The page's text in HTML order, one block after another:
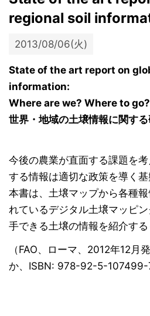
regional soil
2013/08/06(火)
State of the art report on
information:
Where are we? Where to go?
世界・地域の土壌情報に関す
今後の農業が直面する課題を
する情報は適切な政策を導く基
本書は、土壌マップから各種
れているデジタル土壌マッピ
手できる土壌の情報を紹介する
（FAO、ローマ、2012年12月
か、ISBN: 978-92-5-107499-7